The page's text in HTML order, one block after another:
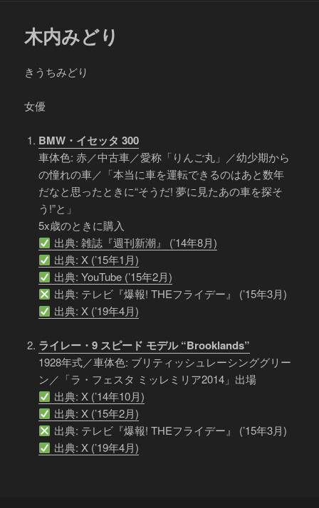
木内みどり
きうちみどり
女優
BMW・イセッタ 300
車体色: 赤／中古車／愛称「りんご丸」／幼少期から
の憧れの車／「本当に車を運転できるのはあと数年
だなと思ったときに“そうだ! 夢に見たあの車を探そ
う!”と」
5x歳のときに購入
出典: 雑誌『週刊新潮』 (’14年8月)
出典: X (’15年1月)
出典: YouTube (’15年2月)
出典: テレビ『爆報! THEフライデー』 (’15年3月)
出典: X (’19年4月)
ライレー・9 スピード モデル “Brooklands”
1928年式／車体色: ブリティッシュレーシンググリー
ン／「ラ・フェスタ ミッレミリア2014」出場
出典: X (’14年10月)
出典: X (’15年2月)
出典: テレビ『爆報! THEフライデー』 (’15年3月)
出典: X (’19年4月)